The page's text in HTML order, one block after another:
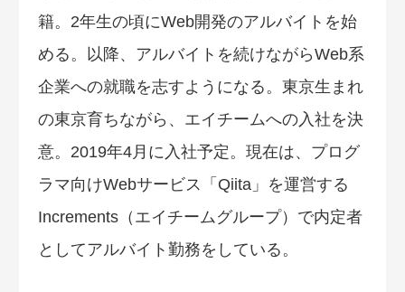
籍。2年生の頃にWeb開発のアルバイトを始
める。以降、アルバイトを続けながらWeb系
企業への就職を志すようになる。東京生まれ
の東京育ちながら、エイチームへの入社を決
意。2019年4月に入社予定。現在は、プログ
ラマ向けWebサービス「Qiita」を運営する
Increments（エイチームグループ）で内定者
としてアルバイト勤務をしている。